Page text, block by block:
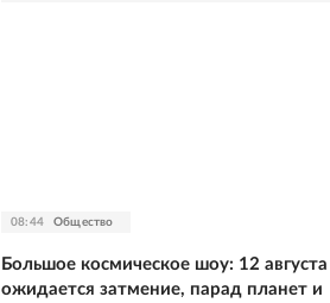
08:44 Общество
Большое космическое шоу: 12 августа
ожидается затмение, парад планет и